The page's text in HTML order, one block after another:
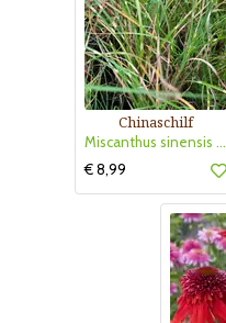
Chinaschilf
Miscanthus sinensis 'Strictus Dwarf'
€ 8,99